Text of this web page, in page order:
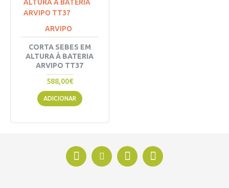
ARVIPO
CORTA SEBES EM
ALTURA Á BATERIA
ARVIPO TT37
588,00€
ADICIONAR